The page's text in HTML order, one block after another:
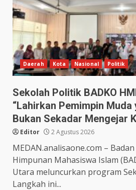
Daerah Kota Nasional Politik
Sekolah Politik BADKO
“Lahirkan Pemimpin Muda
Bukan Sekadar Mengejar
Editor 2 Agustus 2026
MEDAN.analisaone.com –
Himpunan Mahasiswa Islam
Utara meluncurkan program
Langkah ini...